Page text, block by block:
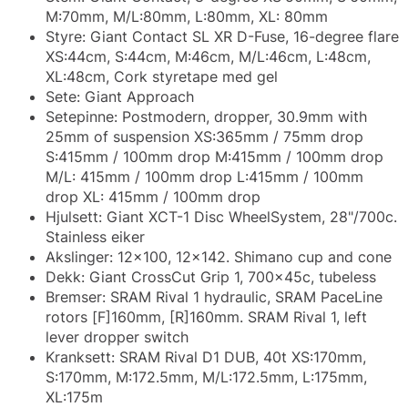
M:70mm, M/L:80mm, L:80mm, XL: 80mm
Styre: Giant Contact SL XR D-Fuse, 16-degree flare
XS:44cm, S:44cm, M:46cm, M/L:46cm, L:48cm,
XL:48cm, Cork styretape med gel
Sete: Giant Approach
Setepinne: Postmodern, dropper, 30.9mm with
25mm of suspension XS:365mm / 75mm drop
S:415mm / 100mm drop M:415mm / 100mm drop
M/L: 415mm / 100mm drop L:415mm / 100mm
drop XL: 415mm / 100mm drop
Hjulsett: Giant XCT-1 Disc WheelSystem, 28"/700c.
Stainless eiker
Akslinger: 12x100, 12x142. Shimano cup and cone
Dekk: Giant CrossCut Grip 1, 700x45c, tubeless
Bremser: SRAM Rival 1 hydraulic, SRAM PaceLine
rotors [F]160mm, [R]160mm. SRAM Rival 1, left
lever dropper switch
Kranksett: SRAM Rival D1 DUB, 40t XS:170mm,
S:170mm, M:172.5mm, M/L:172.5mm, L:175mm,
XL:175m